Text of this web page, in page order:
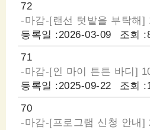
72
-마감-[랜선 텃밭을 부탁해]
등록일 :2026-03-09 조회 :
71
-마감-[인 마이 튼튼 바디]
등록일 :2025-09-22 조회 :
70
-마감-[프로그램 신청 안내]